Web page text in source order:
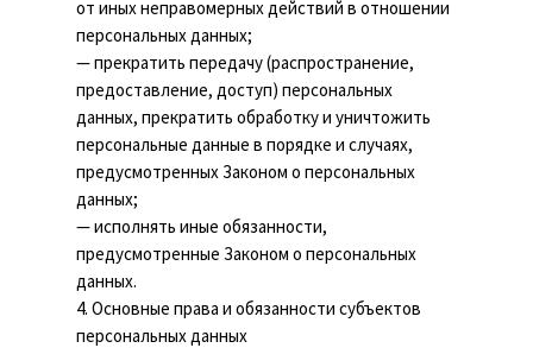
от иных неправомерных действий в отношении
персональных данных;
— прекратить передачу (распространение,
предоставление, доступ) персональных
данных, прекратить обработку и уничтожить
персональные данные в порядке и случаях,
предусмотренных Законом о персональных
данных;
— исполнять иные обязанности,
предусмотренные Законом о персональных
данных.
4. Основные права и обязанности субъектов
персональных данных